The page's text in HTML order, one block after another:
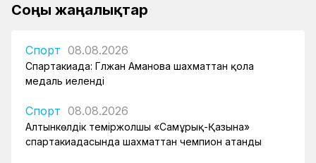
Соңғы жаңалықтар
Спорт 08.08.2026
Спартакиада: Гүлжан Аманова шахматтан қола
медаль иеленді
Спорт 08.08.2026
Алтынкөлдік теміржолшы «Самұрық-Қазына»
спартакиадасында шахматтан чемпион атанды